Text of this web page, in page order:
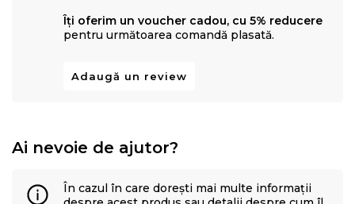
Îți oferim un voucher cadou, cu 5% reducere
pentru următoarea comandă plasată.
Adaugă un review
Ai nevoie de ajutor?
În cazul în care dorești mai multe informații